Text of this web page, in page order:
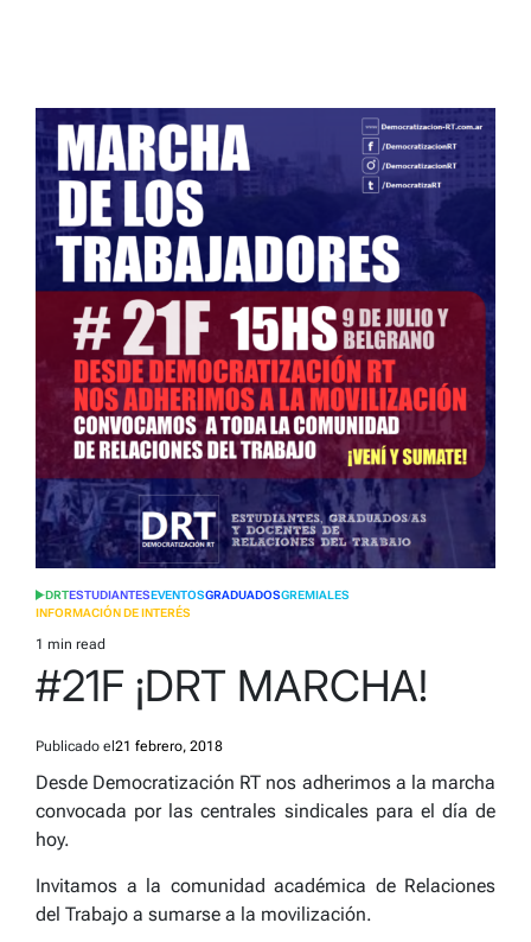
POSTED
DRTESTUDIANTESEVENTOSGRADUADOSGREMIALES
INFORMACIÓN DE INTERÉS
Estimated
read
time
1 min read
#21F ¡DRT MARCHA!
Publicado el 21 febrero, 2018
Desde Democratización RT nos adherimos a la marcha
convocada por las centrales sindicales para el día de
hoy.
Invitamos a la comunidad académica de Relaciones
del Trabajo a sumarse a la movilización.